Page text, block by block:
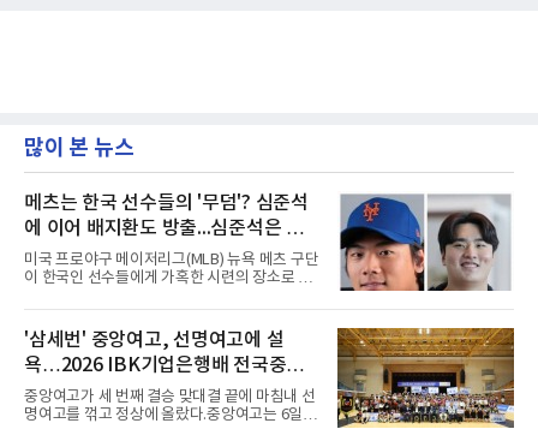
많이 본 뉴스
메츠는 한국 선수들의 '무덤'? 심준석
에 이어 배지환도 방출...심준석은 이
미 귀국, 배지환은 미국 잔류할 듯
미국 프로야구 메이저리그(MLB) 뉴욕 메츠 구단
이 한국인 선수들에게 가혹한 시련의 장소로 전
대형 유망주로 기대를 모았던 투수 심준석에 이
어, 빅리그 경력을 지닌 내외야수 배지환까지 연
달아 뉴욕 메츠 산하 마이너리그에서 방출 통보
를 받는 아픔을 겪었다. 두 선수의 동반 이탈은
메츠 구단이 유독 한국 선수들에게 '기회의 땅'이
아닌 '무덤'처럼 작용하고 있음을 방증하고 있다.
고교 시절 시속 160km에 달하는 강속구로 큰 스
'삼세번' 중앙여고, 선명여고에 설
욕…2026 IBK기업은행배 전국중고
배구대회 우승
중앙여고가 세 번째 결승 맞대결 끝에 마침내 선
명여고를 꺾고 정상에 올랐다.중앙여고는 6일